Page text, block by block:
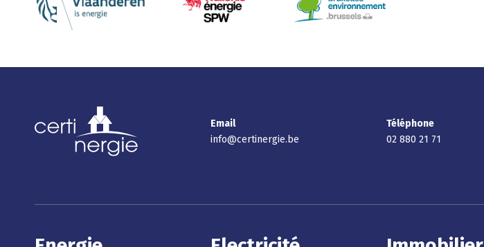
Email
info@certinergie.be
Téléphone
02 880 21 71